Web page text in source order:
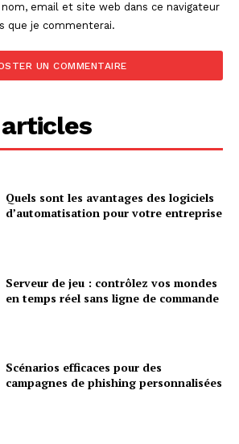
email et site web dans ce navigateur
que je commenterai.
Quels sont les avantages des logiciels
d’automatisation pour votre entreprise
Serveur de jeu : contrôlez vos mondes
en temps réel sans ligne de commande
Scénarios efficaces pour des
campagnes de phishing personnalisées